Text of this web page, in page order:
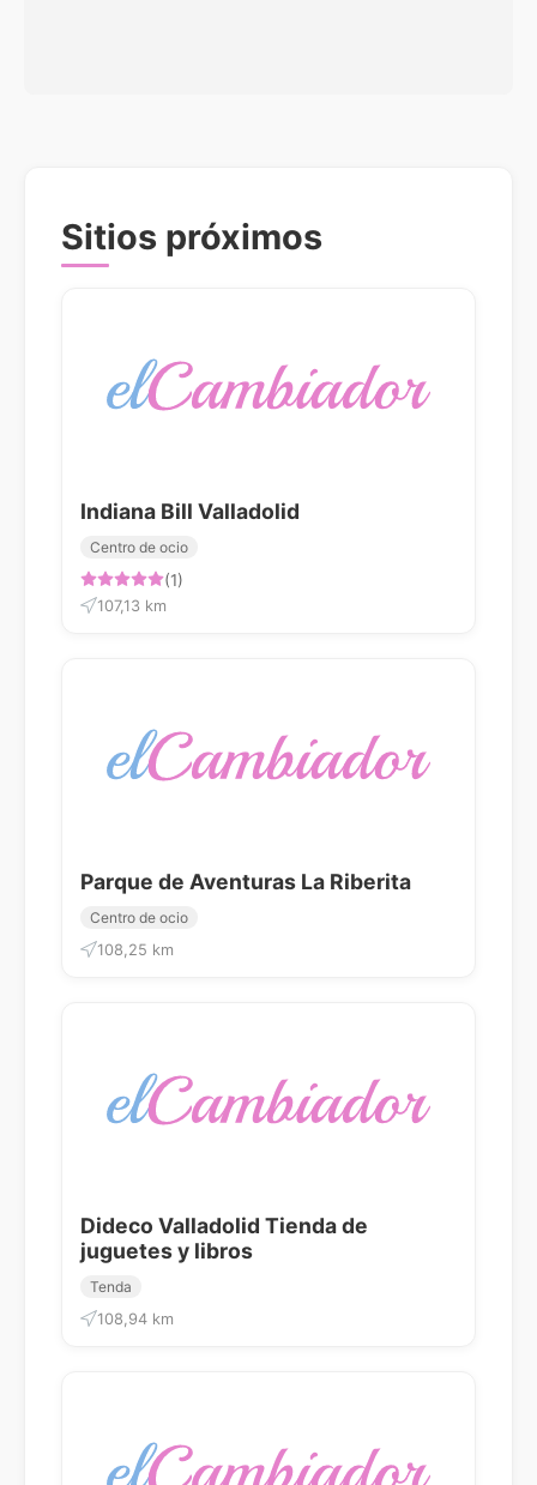
Sitios próximos
Indiana Bill Valladolid
Centro de ocio
(1)
107,13 km
Parque de Aventuras La Riberita
Centro de ocio
108,25 km
Dideco Valladolid Tienda de
juguetes y libros
Tenda
108,94 km